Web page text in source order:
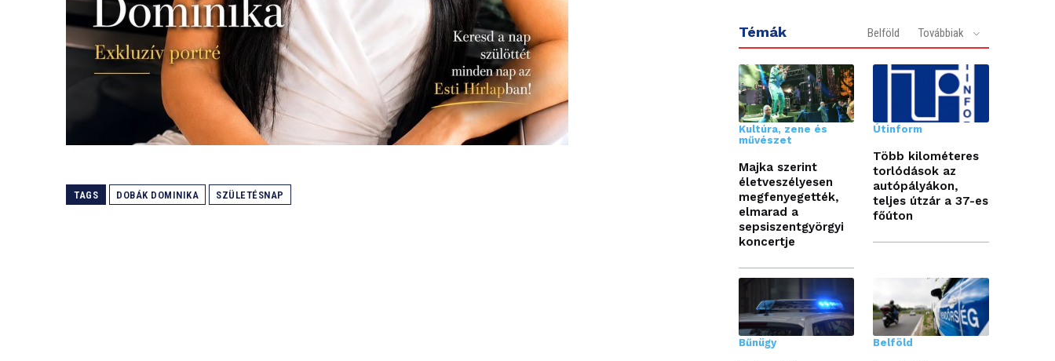
TAGS DOBÁK DOMINIKA SZÜLETÉSNAP
Témák Belföld Továbbiak
Kultúra, zene és
művészet
Majka szerint
életveszélyesen
megfenyegették,
elmarad a
sepsiszentgyörgyi
koncertje
Útinform
Több kilométeres
torlódások az
autópályákon,
teljes útzár a 37-es
főúton
Bűnügy Belföld